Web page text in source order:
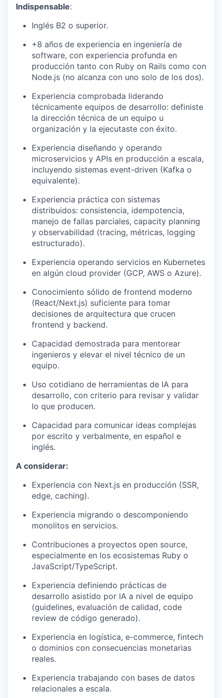
Indispensable:
Inglés B2 o superior.
+8 años de experiencia en ingeniería de
software, con experiencia profunda en
producción tanto con Ruby on Rails como con
Node.js (no alcanza con uno solo de los dos).
Experiencia comprobada liderando
técnicamente equipos de desarrollo: definiste
la dirección técnica de un equipo u
organización y la ejecutaste con éxito.
Experiencia diseñando y operando
microservicios y APIs en producción a escala,
incluyendo sistemas event-driven (Kafka o
equivalente).
Experiencia práctica con sistemas
distribuidos: consistencia, idempotencia,
manejo de fallas parciales, capacity planning
y observabilidad (tracing, métricas, logging
estructurado).
Experiencia operando servicios en Kubernetes
en algún cloud provider (GCP, AWS o Azure).
Conocimiento sólido de frontend moderno
(React/Next.js) suficiente para tomar
decisiones de arquitectura que crucen
frontend y backend.
Capacidad demostrada para mentorear
ingenieros y elevar el nivel técnico de un
equipo.
Uso cotidiano de herramientas de IA para
desarrollo, con criterio para revisar y validar
lo que producen.
Capacidad para comunicar ideas complejas
por escrito y verbalmente, en español e
inglés.
A considerar:
Experiencia con Next.js en producción (SSR,
edge, caching).
Experiencia migrando o descomponiendo
monolitos en servicios.
Contribuciones a proyectos open source,
especialmente en los ecosistemas Ruby o
JavaScript/TypeScript.
Experiencia definiendo prácticas de
desarrollo asistido por IA a nivel de equipo
(guidelines, evaluación de calidad, code
review de código generado).
Experiencia en logística, e-commerce, fintech
o dominios con consecuencias monetarias
reales.
Experiencia trabajando con bases de datos
relacionales a escala.